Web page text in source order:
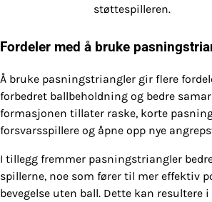
støttespilleren.
Fordeler med å bruke
Å bruke pasningstriangler gir flere
forbedret ballbeholdning og bedre
formasjonen tillater raske, korte
forsvarsspillere og åpne opp nye
I tillegg fremmer pasningstriangler
spillerne, noe som fører til mer effektiv
bevegelse uten ball. Dette kan resultere